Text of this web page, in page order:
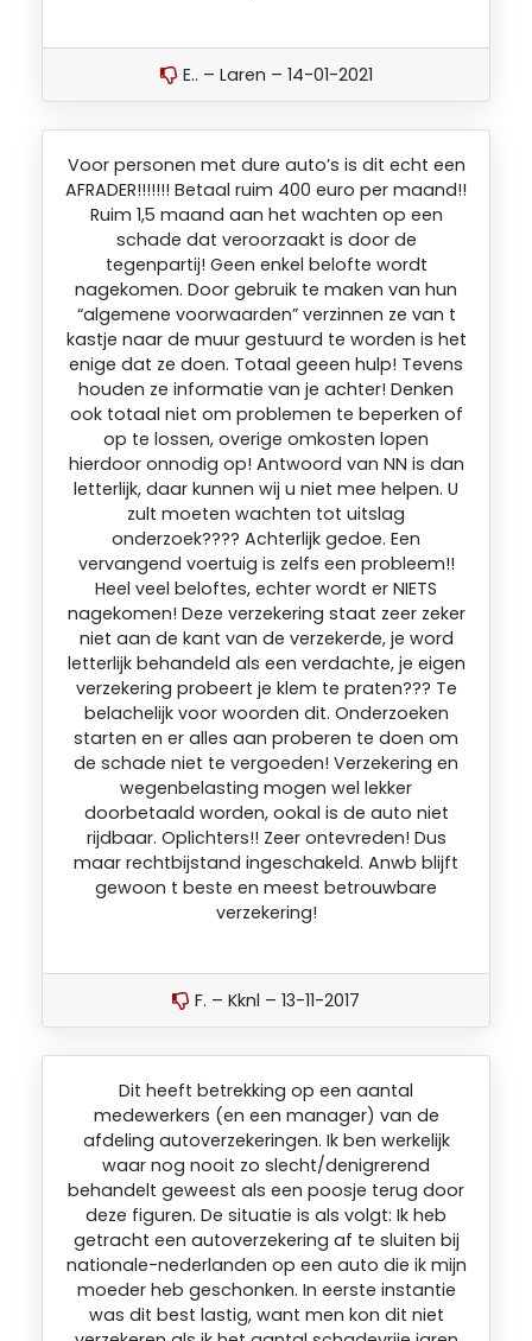
E.. – Laren – 14-01-2021
Voor personen met dure auto’s is dit echt een
AFRADER!!!!!!! Betaal ruim 400 euro per maand!!
Ruim 1,5 maand aan het wachten op een
schade dat veroorzaakt is door de
tegenpartij! Geen enkel belofte wordt
nagekomen. Door gebruik te maken van hun
“algemene voorwaarden” verzinnen ze van t
kastje naar de muur gestuurd te worden is het
enige dat ze doen. Totaal geeen hulp! Tevens
houden ze informatie van je achter! Denken
ook totaal niet om problemen te beperken of
op te lossen, overige omkosten lopen
hierdoor onnodig op! Antwoord van NN is dan
letterlijk, daar kunnen wij u niet mee helpen. U
zult moeten wachten tot uitslag
onderzoek???? Achterlijk gedoe. Een
vervangend voertuig is zelfs een probleem!!
Heel veel beloftes, echter wordt er NIETS
nagekomen! Deze verzekering staat zeer zeker
niet aan de kant van de verzekerde, je word
letterlijk behandeld als een verdachte, je eigen
verzekering probeert je klem te praten??? Te
belachelijk voor woorden dit. Onderzoeken
starten en er alles aan proberen te doen om
de schade niet te vergoeden! Verzekering en
wegenbelasting mogen wel lekker
doorbetaald worden, ookal is de auto niet
rijdbaar. Oplichters!! Zeer ontevreden! Dus
maar rechtbijstand ingeschakeld. Anwb blijft
gewoon t beste en meest betrouwbare
verzekering!
F. – Kknl – 13-11-2017
Dit heeft betrekking op een aantal
medewerkers (en een manager) van de
afdeling autoverzekeringen. Ik ben werkelijk
waar nog nooit zo slecht/denigrerend
behandelt geweest als een poosje terug door
deze figuren. De situatie is als volgt: Ik heb
getracht een autoverzekering af te sluiten bij
nationale-nederlanden op een auto die ik mijn
moeder heb geschonken. In eerste instantie
was dit best lastig, want men kon dit niet